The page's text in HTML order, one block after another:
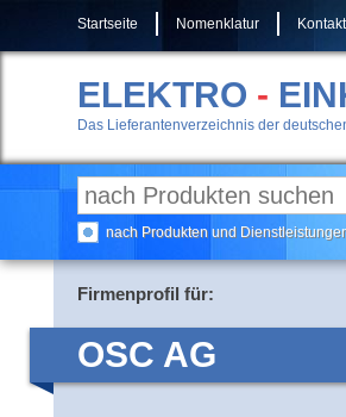
Startseite Nomenklatur Kontakt
ELEKTRO -
Das Lieferantenverzeichnis der
nach Produkten und
Firmenprofil für:
OSC AG